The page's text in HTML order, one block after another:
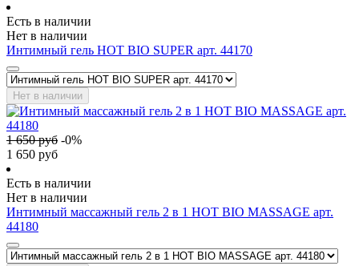
Есть в наличии
Нет в наличии
Интимный гель HOT BIO SUPER арт. 44170
Нет в наличии
1 650руб -0%
1 650 руб
Есть в наличии
Нет в наличии
Интимный массажный гель 2 в 1 HOT BIO MASSAGE арт.
44180